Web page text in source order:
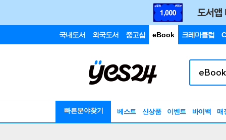
국내도서 외국도서 중고샵 eBook 크레마클럽
빠른분야찾기 베스트 신상품 이벤트 바이백 매